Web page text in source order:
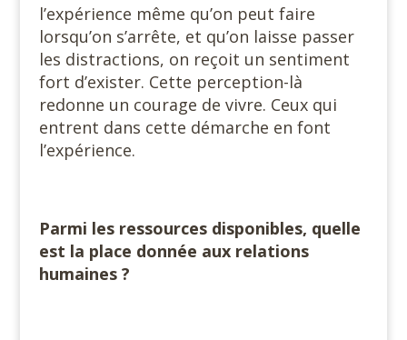
l’expérience même qu’on peut faire
lorsqu’on s’arrête, et qu’on laisse passer
les distractions, on reçoit un sentiment
fort d’exister. Cette perception-là
redonne un courage de vivre. Ceux qui
entrent dans cette démarche en font
l’expérience.
Parmi les ressources disponibles, quelle
est la place donnée aux relations
humaines ?